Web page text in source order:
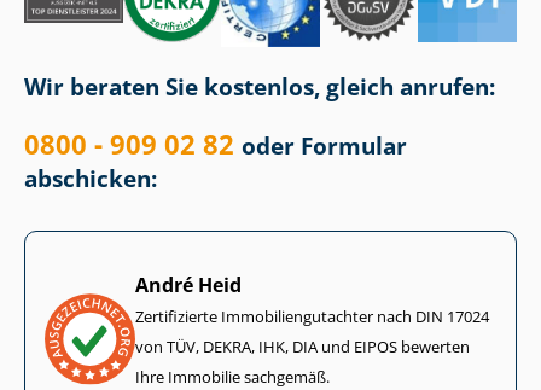
Wir beraten Sie kostenlos, gleich anrufen:
0800 - 909 02 82 oder Formular
abschicken:
André Heid
Zertifizierte Im­mo­bi­li­en­gut­ach­ter nach DIN 17024
von TÜV, DEKRA, IHK, DIA und EIPOS bewerten
Ihre Immobilie sachgemäß.